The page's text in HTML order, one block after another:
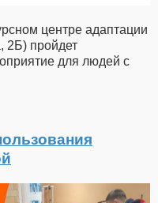
центре адаптации
2Б) пройдет
для людей с